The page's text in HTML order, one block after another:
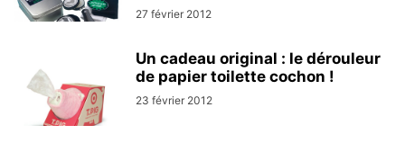
27 février 2012
Un cadeau original : le dérouleur
de papier toilette cochon !
23 février 2012